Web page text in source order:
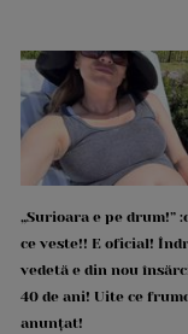
„Surioara e pe drum!”
ce veste!! E oficial!
vedetă e din nou
40 de ani! Uite ce
anunțat!